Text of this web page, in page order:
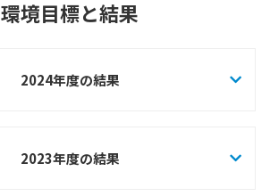
環境目標と結果
2024年度の結果
2023年度の結果